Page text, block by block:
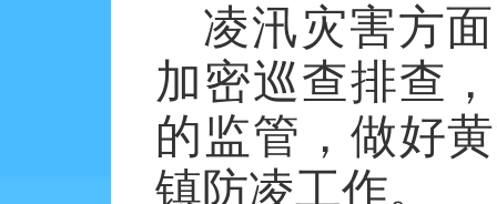
凌汛灾害方
加密巡查排查
的监管，做好
镇防凌工作。